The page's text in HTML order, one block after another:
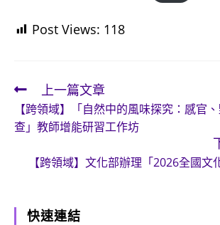
Post Views: 118
Read
more
articles
上一篇文章
【跨領域】「自然中的風味探究：感官
查」教師增能研習工作坊
【跨領域】文化部辦理「2026全國文
快速連結